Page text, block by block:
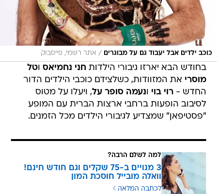
כוכב ילדים אבל יעבוד גם על מבוגרים / אתר רשמי, פייסבוק
בחודש הבא יארזו גיבורי הילדותחני נחמיאס וטל
מוסרי את המזוודות, כשלצידם כוכבי הילדים הדור
החדש -רוי בוי ונעמה סופר על, ויעלו על מטוס
לסיבוב הופעות ברחבי ארצות הברית עם המופע
"פסטיפאן" שמצדיע לגיבורי הילדים מכל הזמנים.
למה לשלם הרבה?
3 מנויים ב-75 שקלים וגם חודש חינם!
וואלה מובייל חוסכת המון
לכתבה המלאה